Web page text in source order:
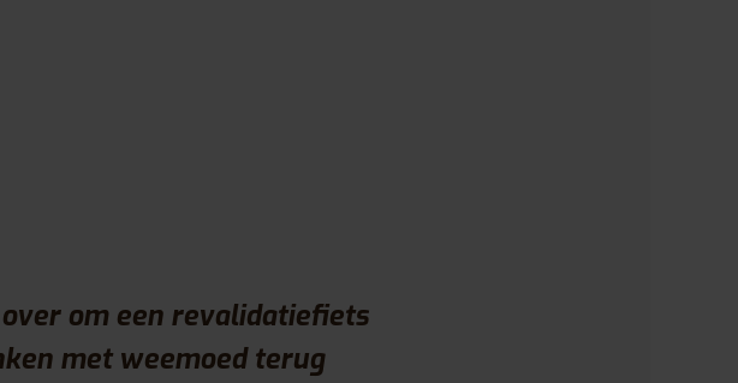
om een revalidatiefiets
met weemoed terug